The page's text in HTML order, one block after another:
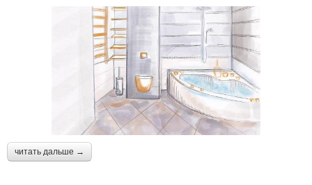
читать дальше →